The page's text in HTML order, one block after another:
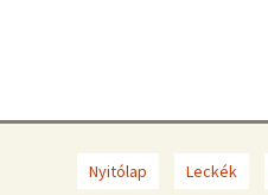
Nyitólap Leckék